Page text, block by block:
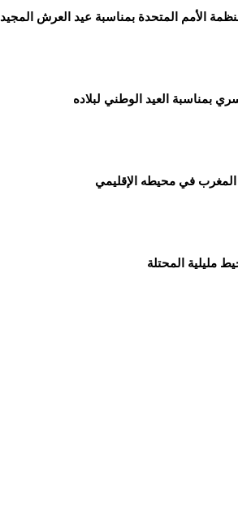
الأمم المتحدة بمناسبة عيد العرش المجيد
بمناسبة العيد الوطني لبلاده
المغرب في محيطه الإقليمي
مليلية المحتلة